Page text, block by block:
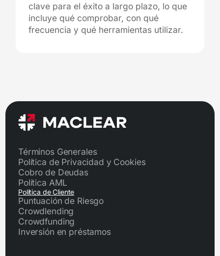
clave para el éxito a largo plazo, lo que
incluye qué comprobar, con qué
frecuencia y qué herramientas utilizar.
Términos Generales
Política de Privacidad y Cookies
Cobro de Deudas
Política AML
Política de Cliente
Puntuación de Riesgo
Crowdlending
Crowdfunding
Inversión en préstamos